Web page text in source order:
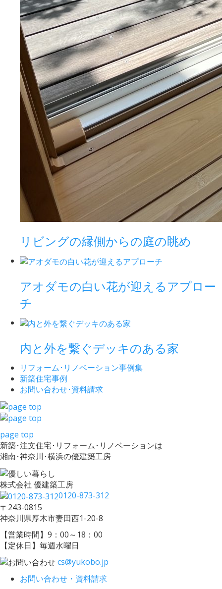
リビングの縁側からの庭の眺め
アオダモの白い花が迎えるアプロー
チ
内と外を繋ぐデッキのある家
リフォーム･ リノベーション事例集
新築住宅事例
お問い合わせ･資料請求
page top
新築･注文住宅･リフォーム･リノベーションは
湘南･神奈川･横浜の優建築工房
株式会社 優建築工房
0120-873-312
〒243-0815
神奈川県厚木市妻田西1-20-8
【営業時間】9：00～18：00
【定休日】毎週水曜日
cs@yukobo.jp
お問い合わせ・資料請求